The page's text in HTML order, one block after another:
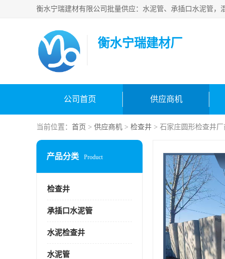
衡水宁瑞建材厂
公司首页 供应商机
当前位置： 首页 > 供应商机 > 检查井 > 石家庄圆形检查井
产品分类 Product
检查井
承插口水泥管
水泥检查井
水泥管